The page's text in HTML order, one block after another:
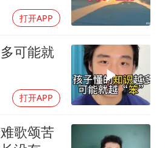
情侣在平潭拍日出时坠崖致一死一伤
乐享全民健身 共筑健康中国
打开APP
可能就
打开APP
歌颂苦